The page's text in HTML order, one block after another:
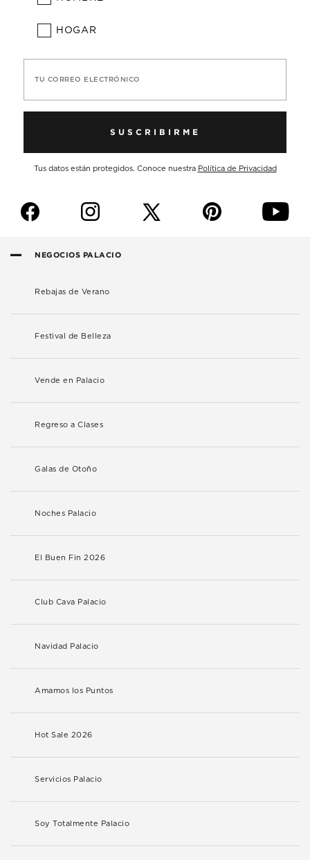
HOGAR
TU CORREO ELECTRÓNICO
SUSCRIBIRME
Tus datos están protegidos. Conoce nuestra Política de Privacidad
f i p y
NEGOCIOS PALACIO
Rebajas de Verano
Festival de Belleza
Vende en Palacio
Regreso a Clases
Galas de Otoño
Noches Palacio
El Buen Fin 2026
Club Cava Palacio
Navidad Palacio
Amamos los Puntos
Hot Sale 2026
Servicios Palacio
Soy Totalmente Palacio